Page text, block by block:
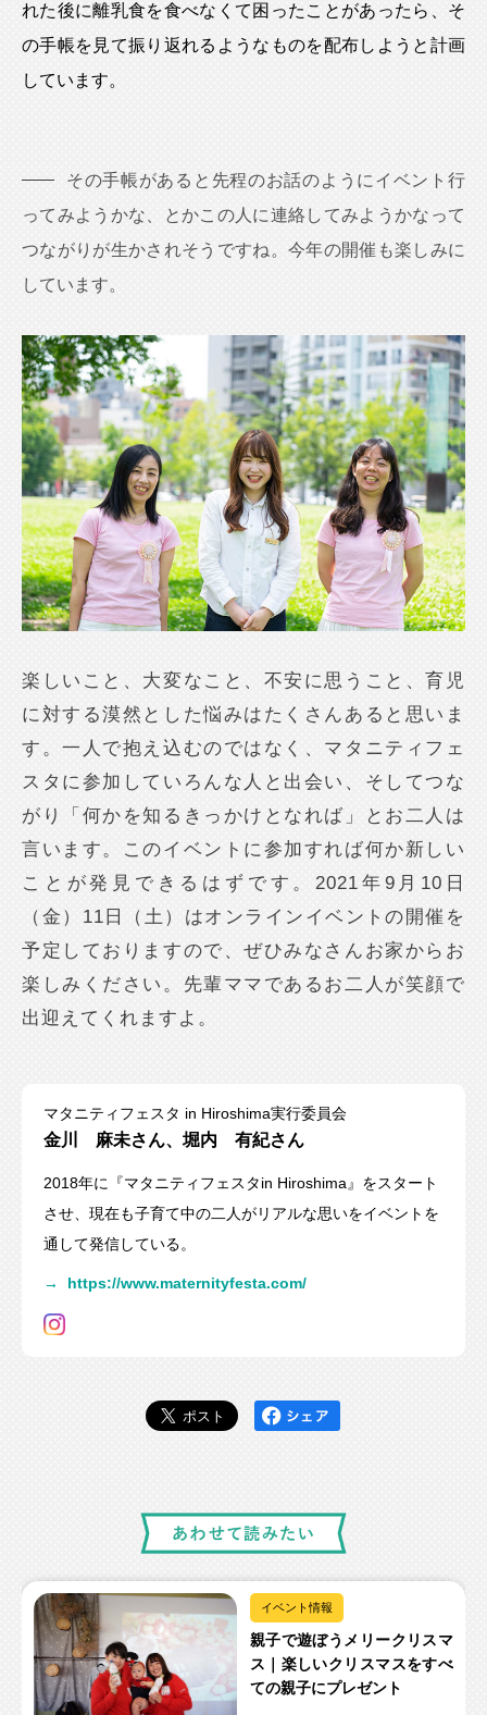
れた後に離乳食を食べなくて困ったことがあったら、そ
の手帳を見て振り返れるようなものを配布しようと計画
しています。
その手帳があると先程のお話のようにイベント行
ってみようかな、とかこの人に連絡してみようかなって
つながりが生かされそうですね。今年の開催も楽しみに
しています。
楽しいこと、大変なこと、不安に思うこと、育児
に対する漠然とした悩みはたくさんあると思いま
す。一人で抱え込むのではなく、マタニティフェ
スタに参加していろんな人と出会い、そしてつな
がり「何かを知るきっかけとなれば」とお二人は
言います。このイベントに参加すれば何か新しい
ことが発見できるはずです。2021年9月10日
（金）11日（土）はオンラインイベントの開催を
予定しておりますので、ぜひみなさんお家からお
楽しみください。先輩ママであるお二人が笑顔で
出迎えてくれますよ。
マタニティフェスタ in Hiroshima実行委員会
金川 麻未さん、堀内 有紀さん
2018年に『マタニティフェスタin Hiroshima』をスタート
させ、現在も子育て中の二人がリアルな思いをイベントを
通して発信している。
→ https://www.maternityfesta.com/
イベント情報
親子で遊ぼうメリークリスマ
ス｜楽しいクリスマスをすべ
ての親子にプレゼント